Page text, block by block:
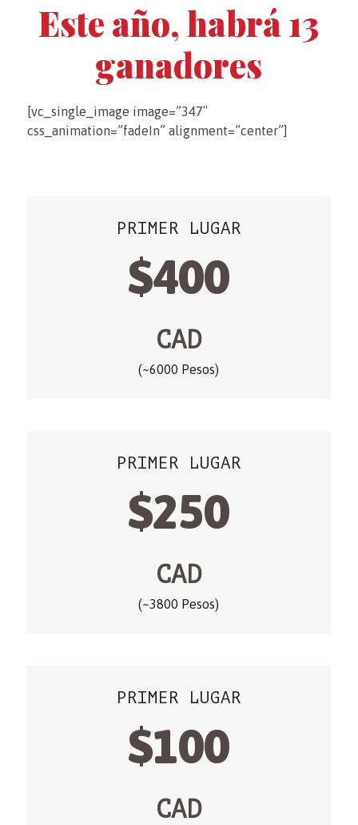
Este año, habrá 13
ganadores
[vc_single_image image=”347″
css_animation=”fadeIn” alignment=”center”]
PRIMER LUGAR
$400
CAD
(~6000 Pesos)
PRIMER LUGAR
$250
CAD
(~3800 Pesos)
PRIMER LUGAR
$100
CAD